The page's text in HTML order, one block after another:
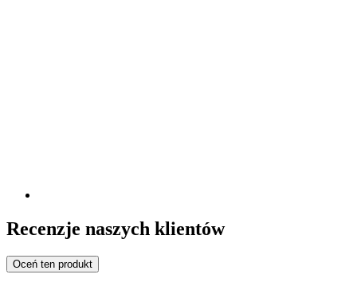
Recenzje naszych klientów
Oceń ten produkt